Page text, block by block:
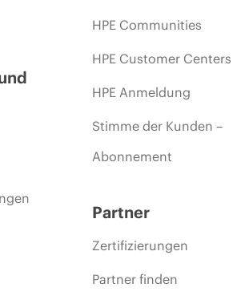
HPE Communities
HPE Customer Centers
HPE Anmeldung
Stimme der Kunden –
Abonnement
Partner
Zertifizierungen
Partner finden